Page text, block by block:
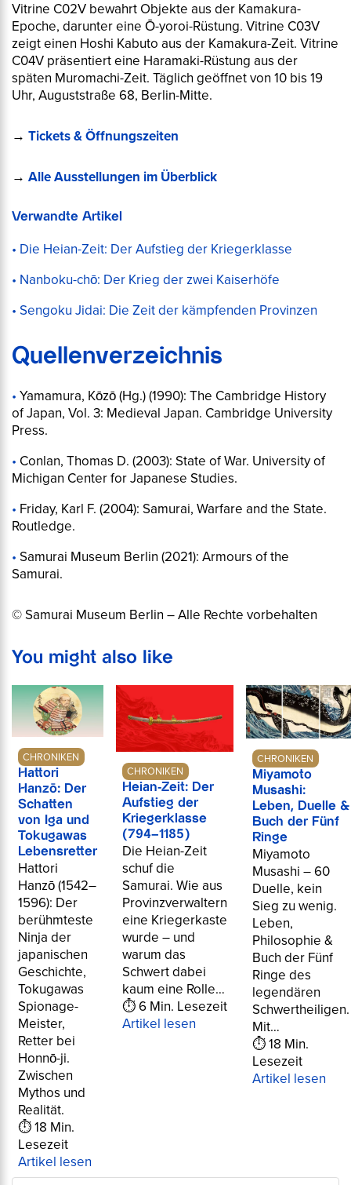
Vitrine C02V bewahrt Objekte aus der Kamakura-
Epoche, darunter eine Ō-yoroi-Rüstung. Vitrine C03V
zeigt einen Hoshi Kabuto aus der Kamakura-Zeit. Vitrine
C04V präsentiert eine Haramaki-Rüstung aus der
späten Muromachi-Zeit. Täglich geöffnet von 10 bis 19
Uhr, Auguststraße 68, Berlin-Mitte.
→ Tickets & Öffnungszeiten
→ Alle Ausstellungen im Überblick
Verwandte Artikel
Die Heian-Zeit: Der Aufstieg der Kriegerklasse
Nanboku-chō: Der Krieg der zwei Kaiserhöfe
Sengoku Jidai: Die Zeit der kämpfenden Provinzen
Quellenverzeichnis
Yamamura, Kōzō (Hg.) (1990): The Cambridge History
of Japan, Vol. 3: Medieval Japan. Cambridge University
Press.
Conlan, Thomas D. (2003): State of War. University of
Michigan Center for Japanese Studies.
Friday, Karl F. (2004): Samurai, Warfare and the State.
Routledge.
Samurai Museum Berlin (2021): Armours of the
Samurai.
© Samurai Museum Berlin – Alle Rechte vorbehalten
You might also like
CHRONIKEN
Hattori
Hanzō: Der
Schatten
von Iga und
Tokugawas
Lebensretter
Hattori
Hanzō (1542–
1596): Der
berühmteste
Ninja der
japanischen
Geschichte,
Tokugawas
Spionage-
Meister,
Retter bei
Honnō-ji.
Zwischen
Mythos und
Realität.
⏱ 18 Min.
Lesezeit
Artikel lesen
CHRONIKEN
Heian-Zeit: Der
Aufstieg der
Kriegerklasse
(794–1185)
Die Heian-Zeit
schuf die
Samurai. Wie aus
Provinzverwaltern
eine Kriegerkaste
wurde – und
warum das
Schwert dabei
kaum eine Rolle…
⏱ 6 Min. Lesezeit
Artikel lesen
CHRONIKEN
Miyamoto
Musashi:
Leben, Duelle &
Buch der Fünf
Ringe
Miyamoto
Musashi – 60
Duelle, kein
Sieg zu wenig.
Leben,
Philosophie &
Buch der Fünf
Ringe des
legendären
Schwertheiligen.
Mit…
⏱ 18 Min.
Lesezeit
Artikel lesen